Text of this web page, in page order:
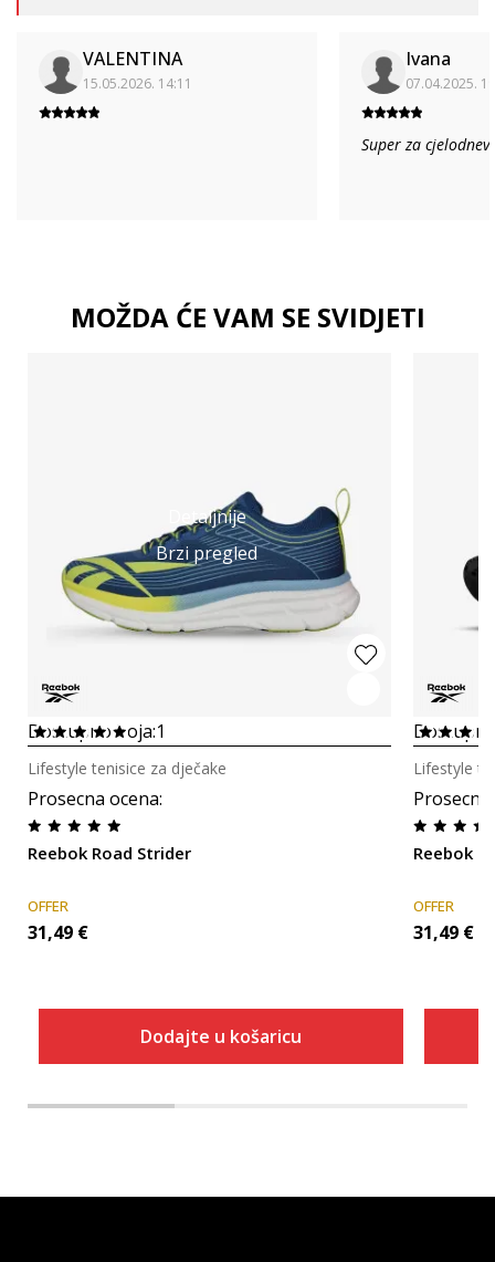
VALENTINA
15.05.2026. 14:11
Ivana
07.04.2025.
Super za
MOŽDA ĆE VAM SE SVIDJETI
Detaljnije
Brzi pregled
Dostupno boja:1
Prosecna ocena:
Reebok Road Strider
Lifestyle tenisice za dječake
OFFER
31,49 €
Dodajte u košaricu
Reebok
Lifestyle
OFFER
31,49 €